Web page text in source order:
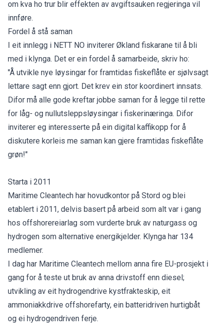
om kva ho trur blir effekten av avgiftsauken regjeringa vil
innføre.
Fordel å stå saman
I eit innlegg i NETT NO inviterer Økland fiskarane til å bli
med i klynga. Det er ein fordel å samarbeide, skriv ho:
"Å utvikle nye løysingar for framtidas fiskeflåte er sjølvsagt
lettare sagt enn gjort. Det krev ein stor koordinert innsats.
Difor må alle gode kreftar jobbe saman for å legge til rette
for låg- og nullutsleppsløysingar i fiskerinæringa. Difor
inviterer eg interesserte på ein digital kaffikopp for å
diskutere korleis me saman kan gjere framtidas fiskeflåte
grøn!"
Starta i 2011
Maritime Cleantech har hovudkontor på Stord og blei
etablert i 2011, delvis basert på arbeid som alt var i gang
hos offshorereiarlag som vurderte bruk av naturgass og
hydrogen som alternative energikjelder. Klynga har 134
medlemer.
I dag har Maritime Cleantech mellom anna fire EU-prosjekt i
gang for å teste ut bruk av anna drivstoff enn diesel;
utvikling av eit hydrogendrive kystfrakteskip, eit
ammoniakkdrive offshorefarty, ein batteridriven hurtigbåt
og ei hydrogendriven ferje.